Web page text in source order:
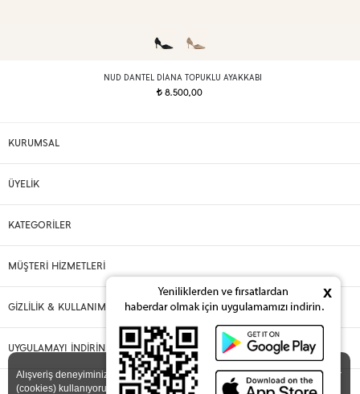
NUD DANTEL DIANA TOPUKLU AYAKKABI
t8.500,00
KURUMSAL
ÜYELİK
KATEGORİLER
MÜŞTERİ HİZMETLERİ
GİZLİLİK & KULLANIM
UYGULAMAYI İNDİRİN
Alışveriş deneyiminizi iyileştirmek için yasal düzenlemelere uygun çerezler
(cookies) kullanıyoruz. Detaylı bilgiyeGizlilik ve Çerez Politikası
x